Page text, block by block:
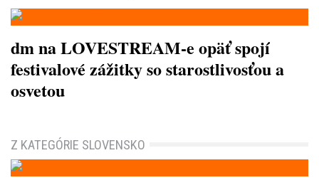
dm na LOVESTREAM-e opäť spojí
festivalové zážitky so starostlivosťou a
osvetou
Z KATEGÓRIE SLOVENSKO